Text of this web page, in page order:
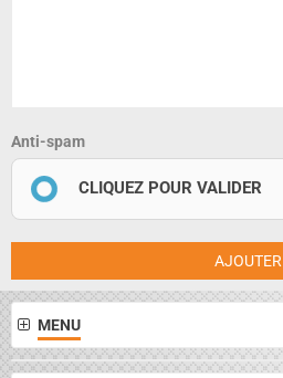
Anti-spam
CLIQUEZ POUR VALIDER
AJOUTER
MENU